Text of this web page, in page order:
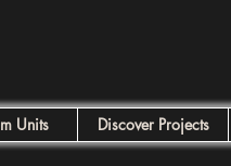
Units Discover Projects